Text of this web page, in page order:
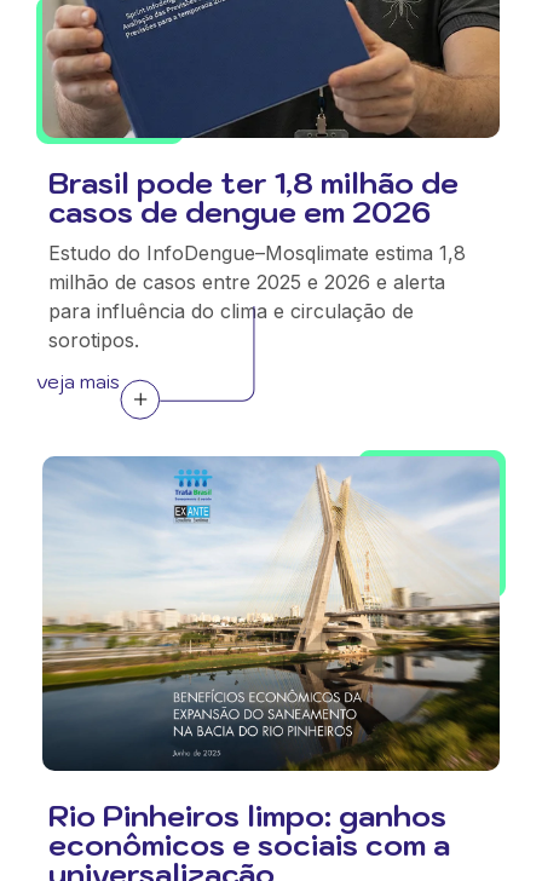
Brasil pode ter 1,8 milhão de
casos de dengue em 2026
Estudo do InfoDengue–Mosqlimate estima 1,8
milhão de casos entre 2025 e 2026 e alerta
para influência do clima e circulação de
sorotipos.
veja mais
Rio Pinheiros limpo: ganhos
econômicos e sociais com a